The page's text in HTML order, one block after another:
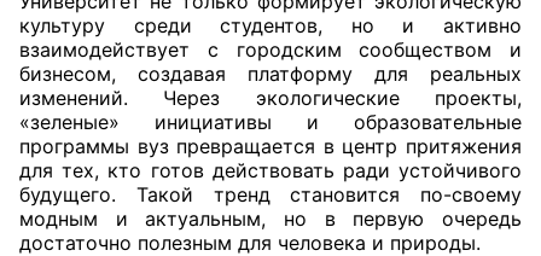
культуру среди студентов, но и активно
взаимодействует с городским сообществом и
бизнесом, создавая платформу для реальных
изменений. Через экологические проекты,
«зеленые» инициативы и образовательные
программы вуз превращается в центр притяжения
для тех, кто готов действовать ради устойчивого
будущего. Такой тренд становится по-своему
модным и актуальным, но в первую очередь
достаточно полезным для человека и природы.